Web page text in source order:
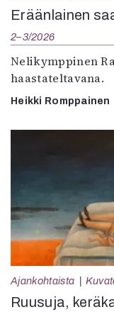
Eräänlainen
2–3/2026
Nelikymppinen
haastateltavana.
Heikki Romppainen
Ajankohtaista
Ruusuja,